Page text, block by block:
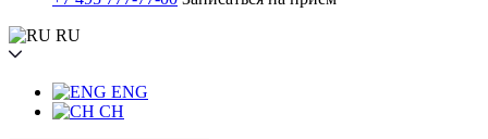
RU
ENG
CH